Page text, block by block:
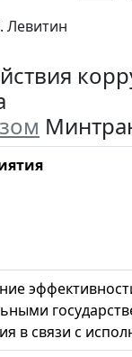
Левитин
в связи с